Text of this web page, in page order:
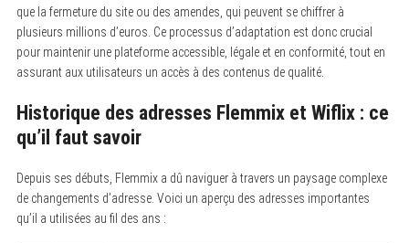
que la fermeture du site ou des amendes, qui peuvent se chiffrer à
plusieurs millions d’euros. Ce processus d’adaptation est donc crucial
pour maintenir une plateforme accessible, légale et en conformité, tout en
assurant aux utilisateurs un accès à des contenus de qualité.
Historique des adresses Flemmix et Wiflix : ce
qu’il faut savoir
Depuis ses débuts, Flemmix a dû naviguer à travers un paysage complexe
de changements d’adresse. Voici un aperçu des adresses importantes
qu’il a utilisées au fil des ans :